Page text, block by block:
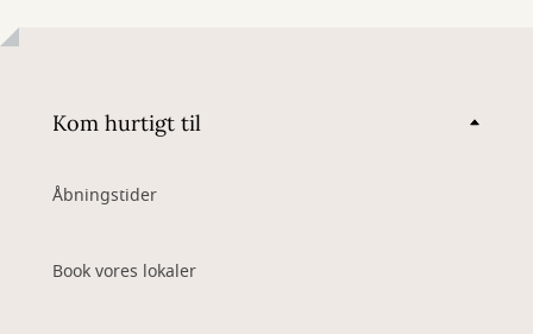
Kom hurtigt til
Åbningstider
Book vores lokaler